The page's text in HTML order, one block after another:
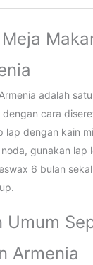
adalah
dengan cara
lap dengan kain
gunakan lap
6 bulan
Umum
Armenia